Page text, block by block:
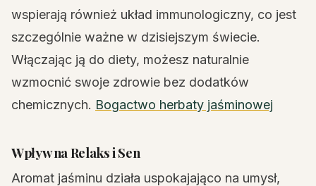
wspierają również układ immunologiczny, co jest
szczególnie ważne w dzisiejszym świecie.
Włączając ją do diety, możesz naturalnie
wzmocnić swoje zdrowie bez dodatków
chemicznych. Bogactwo herbaty jaśminowej
Wpływ na Relaks i Sen
Aromat jaśminu działa uspokajająco na umysł,